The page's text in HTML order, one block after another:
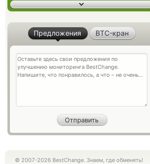
Предложения BTC-кран
© 2007-2026 BestChange. Знаем, где обменять!